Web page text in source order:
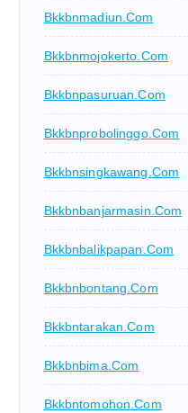
Bkkbnmadiun.com
Bkkbnmojokerto.com
Bkkbnpasuruan.com
Bkkbnprobolinggo.com
Bkkbnsingkawang.com
Bkkbnbanjarmasin.com
Bkkbnbalikpapan.com
Bkkbnbontang.com
Bkkbntarakan.com
Bkkbnbima.com
Bkkbntomohon.com